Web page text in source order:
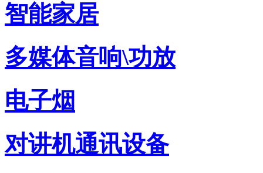
智能家居
多媒体音响\功放
电子烟
对讲机通讯设备